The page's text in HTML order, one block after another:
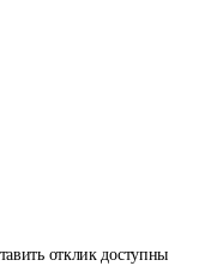
отклик доступны